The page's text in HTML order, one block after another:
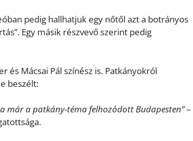
pedig hallhatjuk egy nőtől azt a botrányos
Egy másik részvevő szerint pedig
és Mácsai Pál színész is. Patkányokról
beszélt:
már a patkány-téma felhozódott Budapesten”–